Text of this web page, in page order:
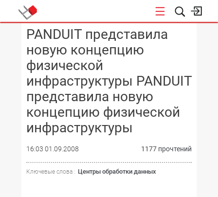
КОНФЕРЕНЦИИ
PANDUIT представила
новую концепцию
физической
инфраструктуры PANDUIT
представила новую
концепцию физической
инфраструктуры
16:03 01.09.2008 1177 прочтений
Ключевые слова : Центры обработки данных